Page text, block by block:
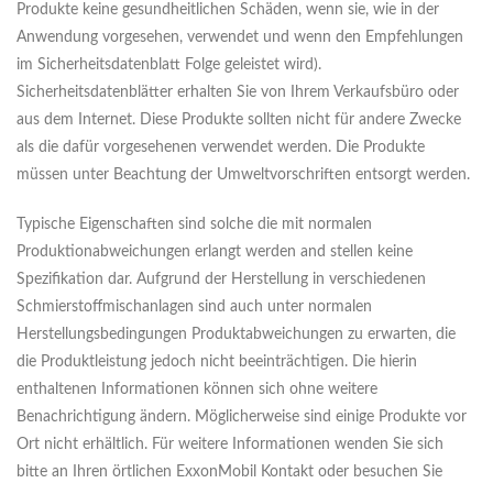
Produkte keine gesundheitlichen Schäden, wenn sie, wie in der
Anwendung vorgesehen, verwendet und wenn den Empfehlungen
im Sicherheitsdatenblatt Folge geleistet wird).
Sicherheitsdatenblätter erhalten Sie von Ihrem Verkaufsbüro oder
aus dem Internet. Diese Produkte sollten nicht für andere Zwecke
als die dafür vorgesehenen verwendet werden. Die Produkte
müssen unter Beachtung der Umweltvorschriften entsorgt werden.
Typische Eigenschaften sind solche die mit normalen
Produktionabweichungen erlangt werden and stellen keine
Spezifikation dar. Aufgrund der Herstellung in verschiedenen
Schmierstoffmischanlagen sind auch unter normalen
Herstellungsbedingungen Produktabweichungen zu erwarten, die
die Produktleistung jedoch nicht beeinträchtigen. Die hierin
enthaltenen Informationen können sich ohne weitere
Benachrichtigung ändern. Möglicherweise sind einige Produkte vor
Ort nicht erhältlich. Für weitere Informationen wenden Sie sich
bitte an Ihren örtlichen ExxonMobil Kontakt oder besuchen Sie